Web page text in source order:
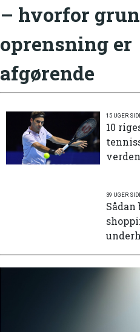
– hvorfor
oprensning er
afgørende
15 UGER
10
verden
39 UGER